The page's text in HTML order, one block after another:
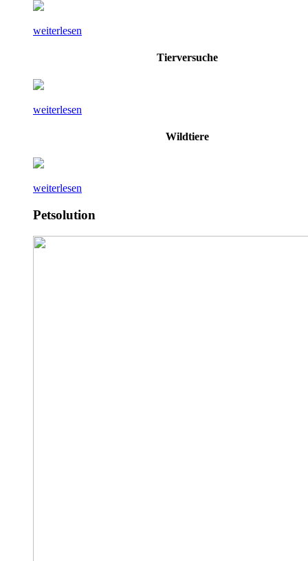
weiterlesen
Tierversuche
weiterlesen
Wildtiere
weiterlesen
Petsolution